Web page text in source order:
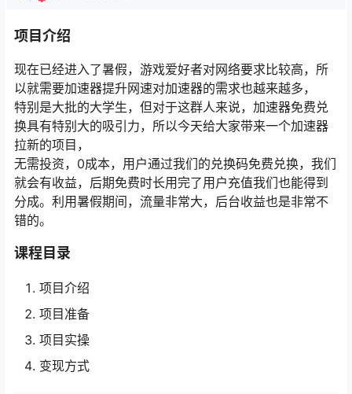
项目介绍
现在已经进入了暑假，游戏爱好者对网络要求比较高，所
以就需要加速器提升网速对加速器的需求也越来越多，
特别是大批的大学生，但对于这群人来说，加速器免费兑
换具有特别大的吸引力，所以今天给大家带来一个加速器
拉新的项目，
无需投资，0成本，用户通过我们的兑换码免费兑换，我们
就会有收益，后期免费时长用完了用户充值我们也能得到
分成。利用暑假期间，流量非常大，后台收益也是非常不
错的。
课程目录
项目介绍
项目准备
项目实操
变现方式